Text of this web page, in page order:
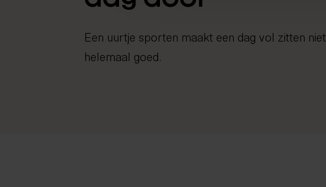
Een uurtje sporten maakt een dag vol zitten niet
helemaal goed.